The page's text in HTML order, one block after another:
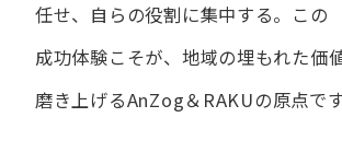
任せ、​自らの​役割に​集中する。 この​
成功体験こそが、​地域の​埋もれた​価
磨き上げる​AnZog＆RAKUの​原点です